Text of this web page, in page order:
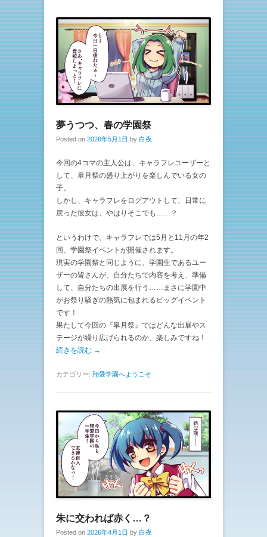
夢うつつ、春の学園祭
Posted on 2026年5月1日 by 白夜
今回の4コマの主人公は、キャラフレユーザーと
して、皐月祭の盛り上がりを楽しんでいる女の
子。
しかし、キャラフレをログアウトして、日常に
戻った彼女は、やはりそこでも……？
というわけで、キャラフレでは5月と11月の年2
回、学園祭イベントが開催されます。
現実の学園祭と同じように、学園生であるユー
ザーの皆さんが、自分たちで内容を考え、準備
して、自分たちの出展を行う……まさに学園中
がお祭り騒ぎの熱気に包まれるビッグイベント
です！
果たして今回の『皐月祭』ではどんな出展やス
テージが繰り広げられるのか、楽しみですね！
続きを読む →
カテゴリー: 翔愛学園へようこそ
朱に交われば赤く…？
Posted on 2026年4月1日 by 白夜